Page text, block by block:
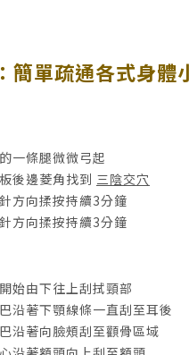
簡單疏通各式身體
一條腿微微弓起
後邊菱角找到 三陰交穴
方向揉按持續3分鐘
方向揉按持續3分鐘
始由下往上刮拭頸部
沿著下顎線條一直刮至耳後
沿著向臉頰刮至顴骨區域